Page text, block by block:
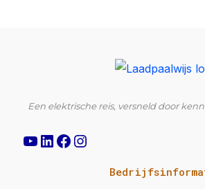
Een elektrische reis, versneld door
Facebook
Instagram